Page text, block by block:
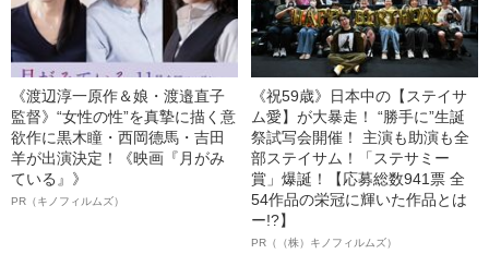
《渡辺淳一原作＆娘・渡邉直子
監督》“女性の性”を真摯に描く意
欲作に黒木瞳・西岡德馬・吉田
羊が出演決定！《映画『月がみ
ている』》
PR（キノフィルムズ）
《祝59歳》日本中の【ステイサ
ム愛】が大暴走！ “勝手に”生誕
祭試写会開催！ 主演も助演も全
部ステイサム！「ステサミー
賞」爆誕！【応募総数941票 全
54作品の栄冠に輝いた作品とは
ー!?】
PR（（株）キノフィルムズ）